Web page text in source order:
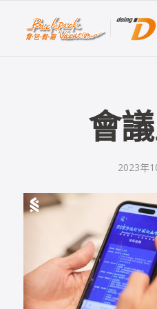
會
2023年